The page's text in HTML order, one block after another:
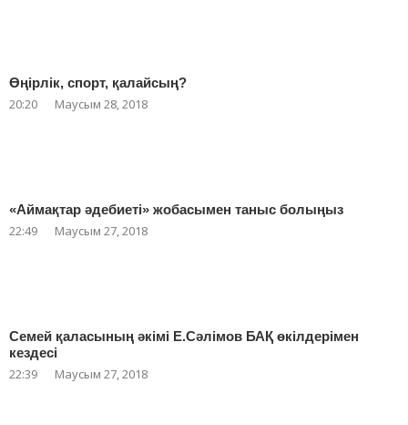
Өңірлік, спорт, қалайсың?
20:20 Маусым 28, 2018
«Аймақтар әдебиеті» жобасымен таныс болыңыз
22:49 Маусым 27, 2018
Семей қаласының әкімі Е.Сәлімов БАҚ өкілдерімен
кездесі
22:39 Маусым 27, 2018